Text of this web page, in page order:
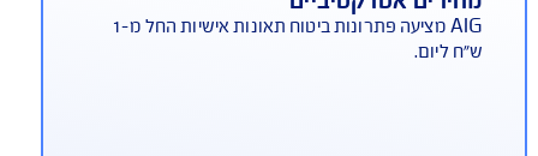
להצטרף ללא צורך בבדיקות רפואיות ומילוי
ארוכים.